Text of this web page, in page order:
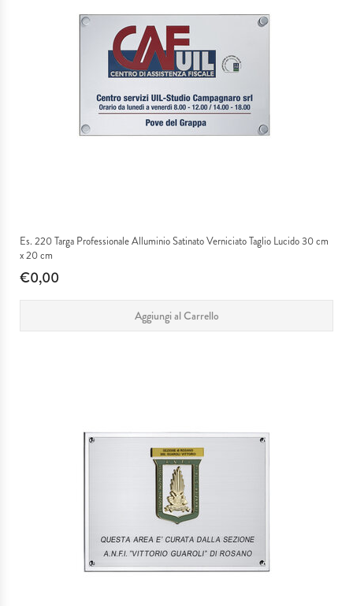
Es. 220 Targa Professionale Alluminio Satinato Verniciato Taglio Lucido 30 cm
x 20 cm
€0,00
Aggiungi al Carrello